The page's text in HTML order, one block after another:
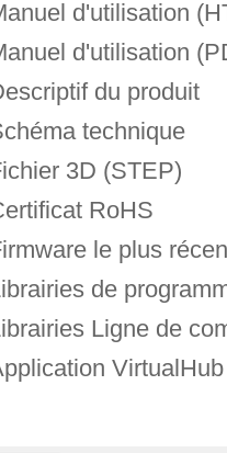
d'utilisation
d'utilisation
du produit
technique
3D (STEP)
RoHS
le plus
de
Ligne de
VirtualHub